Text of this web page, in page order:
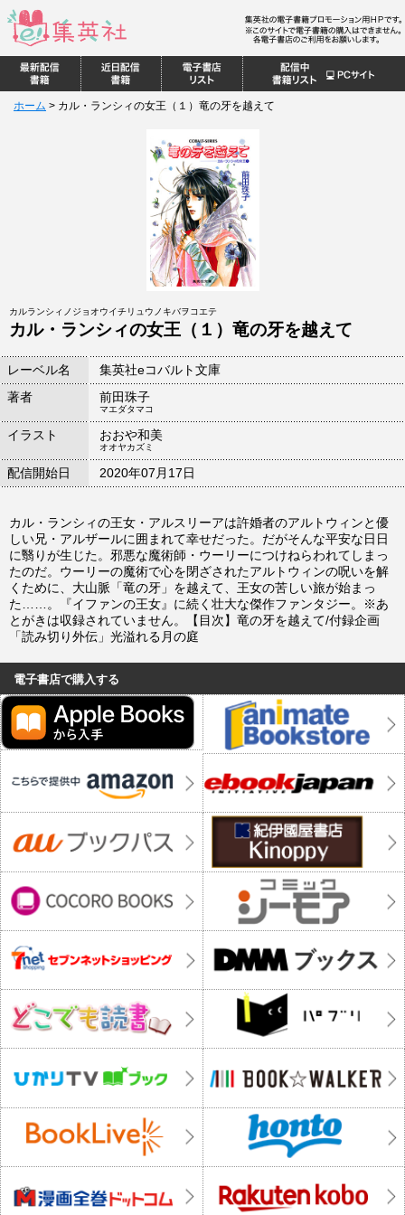
ホーム > カル・ランシィの女王（１）竜の牙を越えて
カルランシィノジョオウイチリュウノキバヲコエテ
カル・ランシィの女王（１）竜の牙を越えて
レーベル名
集英社eコバルト文庫
著者
前田珠子
マエダタマコ
イラスト おおや和美
オオヤカズミ
配信開始日 2020年07月17日
カル・ランシィの王女・アルスリーアは許婚者のアルトウィンと優
しい兄・アルザールに囲まれて幸せだった。だがそんな平安な日日
に翳りが生じた。邪悪な魔術師・ウーリーにつけねらわれてしまっ
たのだ。ウーリーの魔術で心を閉ざされたアルトウィンの呪いを解
くために、大山脈「竜の牙」を越えて、王女の苦しい旅が始まっ
た……。『イファンの王女』に続く壮大な傑作ファンタジー。※あ
とがきは収録されていません。【目次】竜の牙を越えて/付録企画
「読み切り外伝」光溢れる月の庭
電子書店で購入する